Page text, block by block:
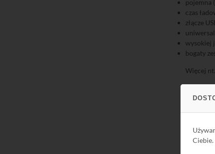
pojemna
czas
złącze
wysokiej
bogaty
Więcej
Jak
Przed